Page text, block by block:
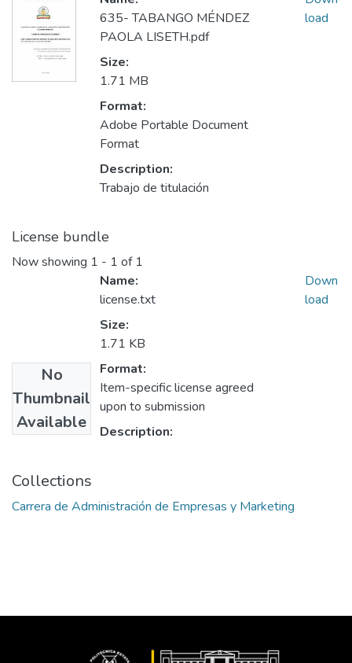
635- TABANGO MÉNDEZ
PAOLA LISETH.pdf
Size:
1.71 MB
Format:
Adobe Portable Document
Format
Description:
Trabajo de titulación
load
License bundle
Now showing 1 - 1 of 1
No
Thumbnail
Available
Name:
license.txt
Size:
1.71 KB
Format:
Item-specific license agreed
upon to submission
Description:
Down
load
Collections
Carrera de Administración de Empresas y Marketing